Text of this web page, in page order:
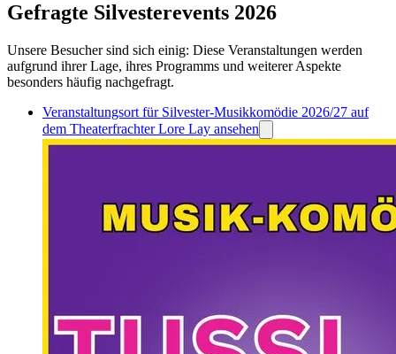
Gefragte Silvesterevents 2026
Unsere Besucher sind sich einig: Diese Veranstaltungen werden
aufgrund ihrer Lage, ihres Programms und weiterer Aspekte
besonders häufig nachgefragt.
Veranstaltungsort für Silvester-Musikkomödie 2026/27 auf
dem Theaterfrachter Lore Lay ansehen